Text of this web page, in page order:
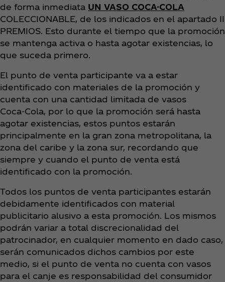
de forma inmediata UN VASO COCA-COLA
COLECCIONABLE, de los indicados en el apartado II
PREMIOS. Esto durante el tiempo que la promoción
se mantenga activa o hasta agotar existencias, lo
que suceda primero.
El punto de venta participante va a estar
identificado con materiales de la promoción y
cuenta con una cantidad limitada de vasos
Coca‑Cola, por lo que la promoción será hasta
agotar existencias, estos puntos estarán
principalmente en la gran zona metropolitana, la
zona del caribe y la zona sur, recordando que
siempre y cuando el punto de venta está
identificado con la promoción.
Todos los puntos de venta participantes estarán
debidamente identificados con material
publicitario alusivo a esta promoción. Los mismos
podrán variar a total discrecionalidad del
patrocinador, en cualquier momento en dado caso,
serán comunicados dichos cambios por este
medio, si el punto de venta no cuenta con vasos
para el canje es responsabilidad del consumidor